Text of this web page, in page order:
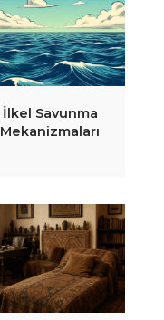
İlkel Savunma
Mekanizmaları